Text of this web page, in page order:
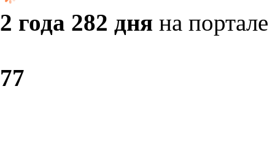
2 года 282 дня на портале
77